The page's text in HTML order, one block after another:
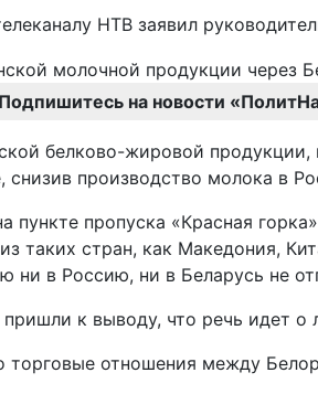
НТВ заявил
Подпишитесь на новости
белково-жировой
производство молока в
пункте пропуска «Красная
таких стран, как Македония,
ни в Россию, ни в Беларусь не
пришли к выводу, что речь идет
торговые отношения между